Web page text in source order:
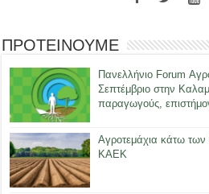
ΠΡΟΤΕΙΝΟΥΜΕ
Πανελλήνιο Forum
Σεπτέμβριο στην
παραγωγούς,
Αγροτεμάχια κάτω
ΚΑΕΚ